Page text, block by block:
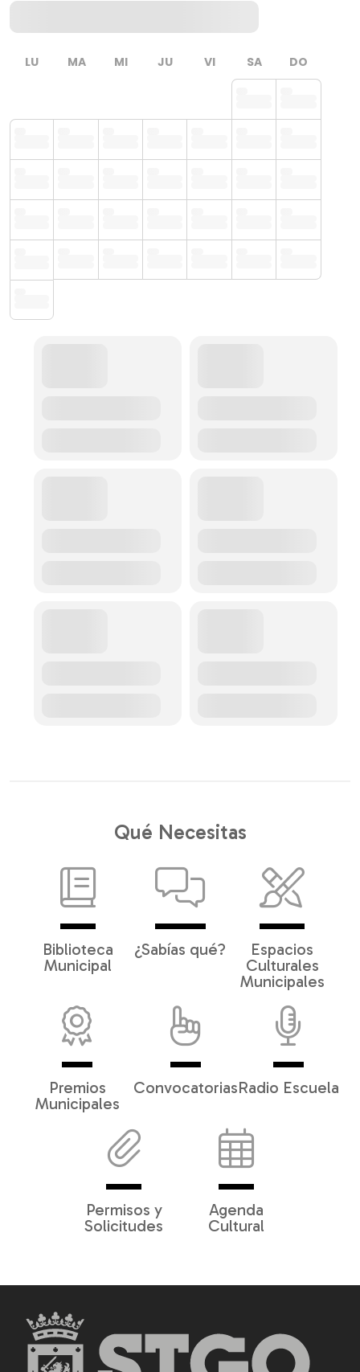
LU MA MI JU VI SA DO
Qué Necesitas
Biblioteca
Municipal
¿Sabías qué?
Espacios
Culturales
Municipales
Premios
Municipales
ConvocatoriasRadio Escuela
Permisos y
Solicitudes
Agenda
Cultural